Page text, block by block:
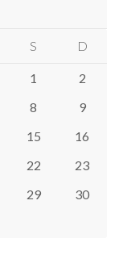
S D
1
2
8
9
15
16
22
23
29
30